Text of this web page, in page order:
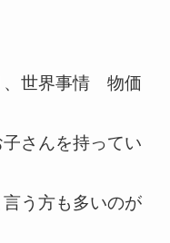
、世界事情 物価
さんを持ってい
言う方も多いのが